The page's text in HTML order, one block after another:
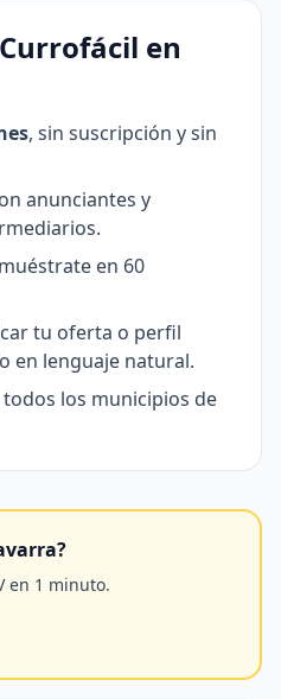
en
, sin suscripción y sin
anunciantes y
en 60
tu oferta o perfil
en lenguaje natural.
todos los municipios de
en 1 minuto.